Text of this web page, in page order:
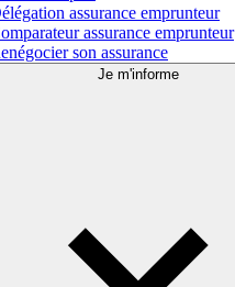
assurance emprunteur
assurance emprunteur
son assurance
Je m'informe